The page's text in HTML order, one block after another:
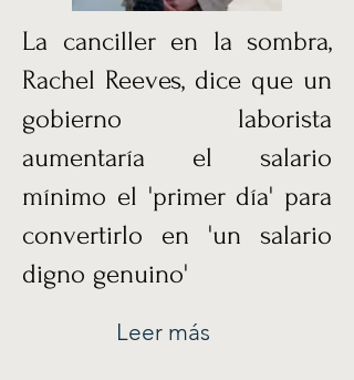
La canciller en la sombra,
Rachel Reeves, dice que un
gobierno laborista
aumentaría el salario
mínimo el 'primer día' para
convertirlo en 'un salario
digno genuino'
Leer más